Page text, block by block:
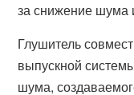
за снижение шума
Глушитель
выпускной
шума,